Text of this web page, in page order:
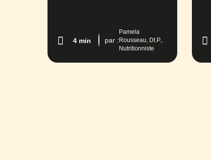
4 min par :
Pamela
Rousseau, Dt.P.,
Nutritionniste